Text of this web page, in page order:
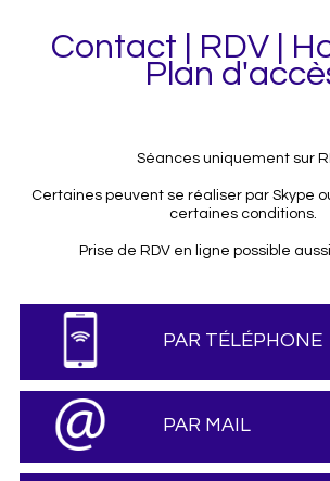
Contact | RDV |
Plan
Séances uniquement sur
Certaines peuvent se réaliser par Skype
certaines conditions.
Prise de RDV en ligne possible
PAR TÉLÉPHONE
PAR MAIL